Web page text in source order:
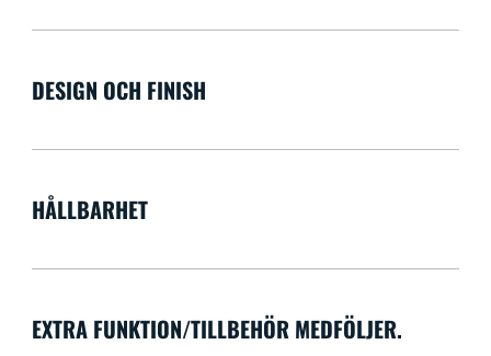
DESIGN OCH FINISH
HÅLLBARHET
EXTRA FUNKTION/TILLBEHÖR MEDFÖLJER.